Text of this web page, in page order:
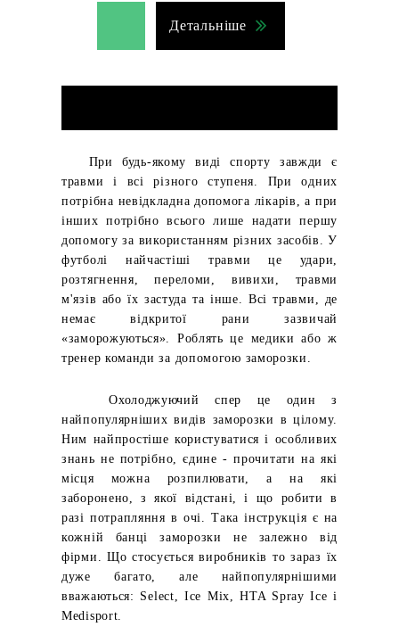
Детальніше
При будь-якому виді спорту завжди є
травми і всі різного ступеня. При одних
потрібна невідкладна допомога лікарів, а при
інших потрібно всього лише надати першу
допомогу за використанням різних засобів. У
футболі найчастіші травми це удари,
розтягнення, переломи, вивихи, травми
м'язів або їх застуда та інше. Всі травми, де
немає відкритої рани зазвичай
«заморожуються». Роблять це медики або ж
тренер команди за допомогою заморозки.
Охолоджуючий спер це один з
найпопулярніших видів заморозки в цілому.
Ним найпростіше користуватися і особливих
знань не потрібно, єдине - прочитати на які
місця можна розпилювати, а на які
заборонено, з якої відстані, і що робити в
разі потрапляння в очі. Така інструкція є на
кожній банці заморозки не залежно від
фірми. Що стосується виробників то зараз їх
дуже багато, але найпопулярнішими
вважаються: Select, Ice Mix, HTA Spray Ice і
Medisport.